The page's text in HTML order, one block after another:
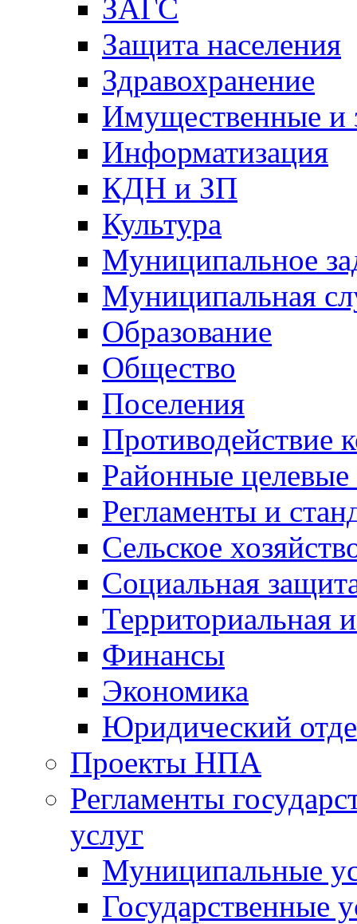
ЗАГС
Защита населения
Здравохранение
Имущественные и
Информатизация
КДН и ЗП
Культура
Муниципальное
Муниципальная
Образование
Общество
Поселения
Противодействие
Районные
Регламенты и
Сельское
Социальная
Территориальная
Финансы
Экономика
Юридический
Проекты НПА
Регламенты
услуг
Муниципальные
Государственные